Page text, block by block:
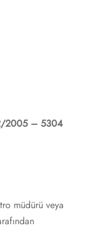
2005 – 5304
müdürü veya